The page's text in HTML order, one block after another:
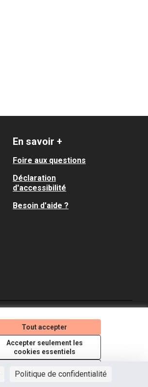
Politique de confidentialité
Tout accepter
Accepter seulement les
cookies essentiels
En savoir +
Foire aux questions
Déclaration
d'accessibilité
Besoin d'aide ?
(Lien externe)
(Lien externe)
(Lien externe)
Licence Creative
(Lien externe)